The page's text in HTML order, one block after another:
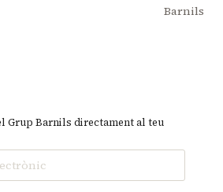
Barnils
Grup Barnils directament al teu